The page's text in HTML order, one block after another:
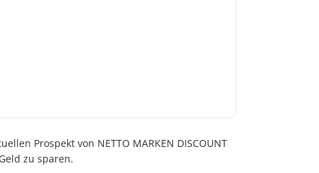
Prospekt von NETTO MARKEN DISCOUNT
zu sparen.